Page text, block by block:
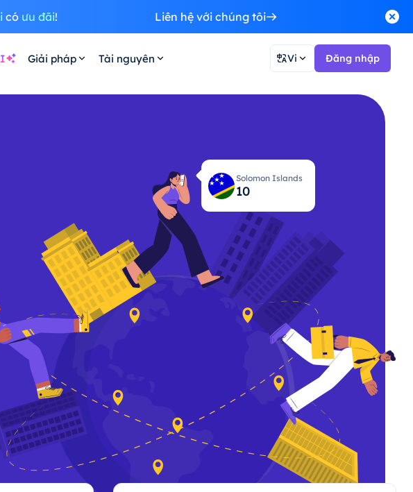
có ưu đãi! Liên hệ với chúng tôi
Giải pháp Tài nguyên Vi Đăng nhập
Solomon Islands
10